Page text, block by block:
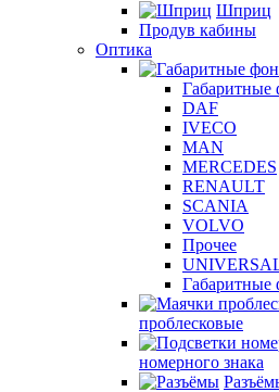
Шприц
Продув кабины
Оптика
Габаритные
DAF
IVECO
MAN
MERCEDES
RENAULT
SCANIA
VOLVO
Прочее
Габаритные
проблесковые
номерного знака